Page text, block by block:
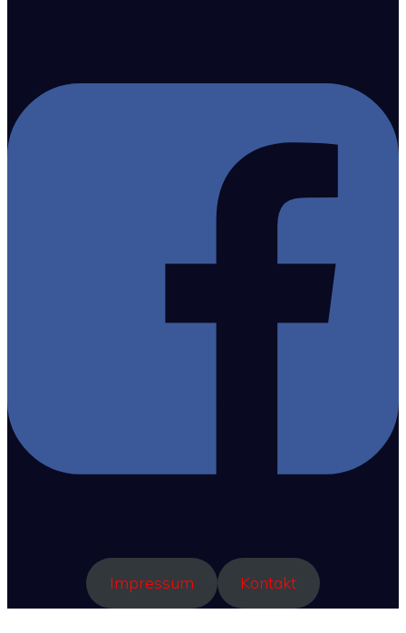
Impressum Kontakt